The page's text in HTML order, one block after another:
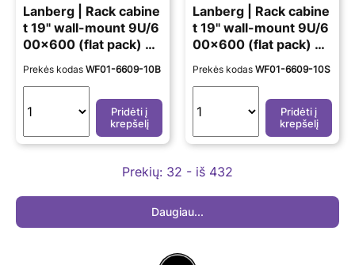
Lanberg | Rack cabine
t 19" wall-mount 9U/6
00x600 (flat pack) V2
ack
Prekės kodas WF01-6609-10B
Pridėti į
krepšelį
Lanberg | Rack cabine
t 19" wall-mount 9U/6
00x600 (flat pack) wi
6609-10S | Grey
Prekės kodas WF01-6609-10S
Pridėti į
krepšelį
Prekių: 32 - iš 432
Daugiau...